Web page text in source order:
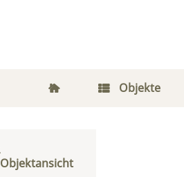
Objekte
Objektansicht